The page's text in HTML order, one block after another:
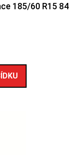
185/60 R15 84